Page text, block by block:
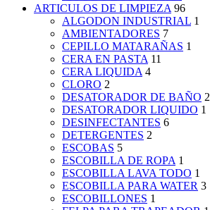
ARTICULOS DE LIMPIEZA 96
ALGODON INDUSTRIAL 1
AMBIENTADORES 7
CEPILLO MATARAÑAS 1
CERA EN PASTA 11
CERA LIQUIDA 4
CLORO 2
DESATORADOR DE BAÑO 2
DESATORADOR LIQUIDO 1
DESINFECTANTES 6
DETERGENTES 2
ESCOBAS 5
ESCOBILLA DE ROPA 1
ESCOBILLA LAVA TODO 1
ESCOBILLA PARA WATER 3
ESCOBILLONES 1